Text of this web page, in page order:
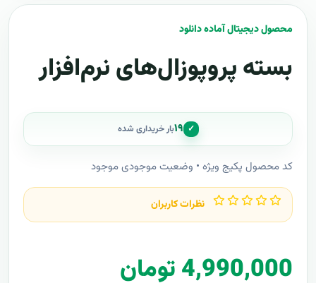
محصول دیجیتال آماده دانلود
بسته پروپوزال‌های نرم‌افزار
✓ ۱۹بار خریداری شده
کد محصول پکیج ویژه • وضعیت موجودی موجود
نظرات کاربران
4,990,000 تومان